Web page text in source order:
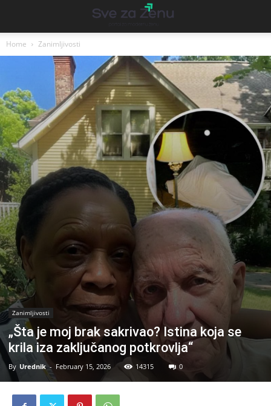
Home Zanimljivosti
Zanimljivosti
„Šta je moj brak sakrivao? Istina koja se
krila iza zaključanog potkrovlja“
By Urednik - February 15, 2026 14315 0